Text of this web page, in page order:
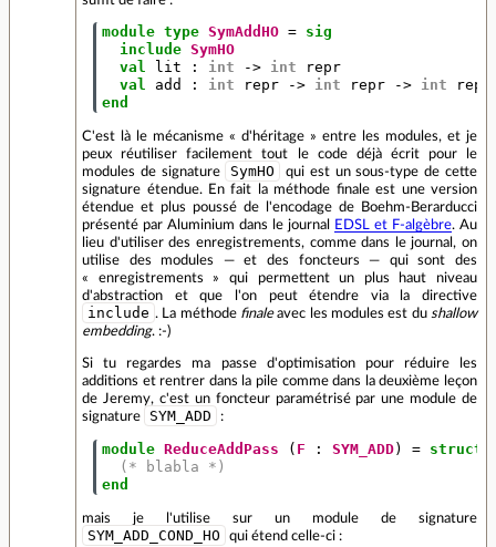
module type SymAddHO = sig
include SymHO
val
lit : int -> int
repr
val
add : int repr -> int repr -> int
repr
end
C'est là le mécanisme « d'héritage » entre les modules, et je
peux réutiliser facilement tout le code déjà écrit pour le
modules de signature
SymHO
qui est un sous-type de cette
signature étendue. En fait la méthode finale est une version
étendue et plus poussé de l'encodage de Boehm-Berarducci
présenté par Aluminium dans le journal
EDSL et F-algèbre. Au
lieu d'utiliser des enregistrements, comme dans le journal, on
utilise des modules — et des foncteurs — qui sont des
« enregistrements » qui permettent un plus haut niveau
d'abstraction et que l'on peut étendre via la directive
include . La méthode finaleavec les modules est du shallow
embedding. :-)
Si tu regardes ma passe d'optimisation pour réduire les
additions et rentrer dans la pile comme dans la deuxième leçon
de Jeremy, c'est un foncteur paramétrisé par une module de
signature
SYM_ADD :
module ReduceAddPass ( F : SYM_ADD) = struct
(* blabla *)
end
mais je l'utilise sur un module de signature
SYM_ADD_COND_HO qui étend celle-ci :